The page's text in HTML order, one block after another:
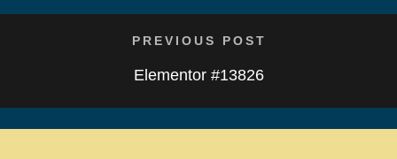
PREVIOUS POST
Elementor #13826